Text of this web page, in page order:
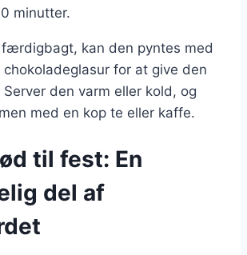
minutter.
færdigbagt, kan den pyntes med
for at give den
den varm eller kold, og
med en kop te eller kaffe.
til fest: En
del af